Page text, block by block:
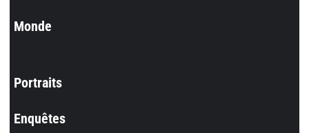
Monde
Portraits
Enquêtes